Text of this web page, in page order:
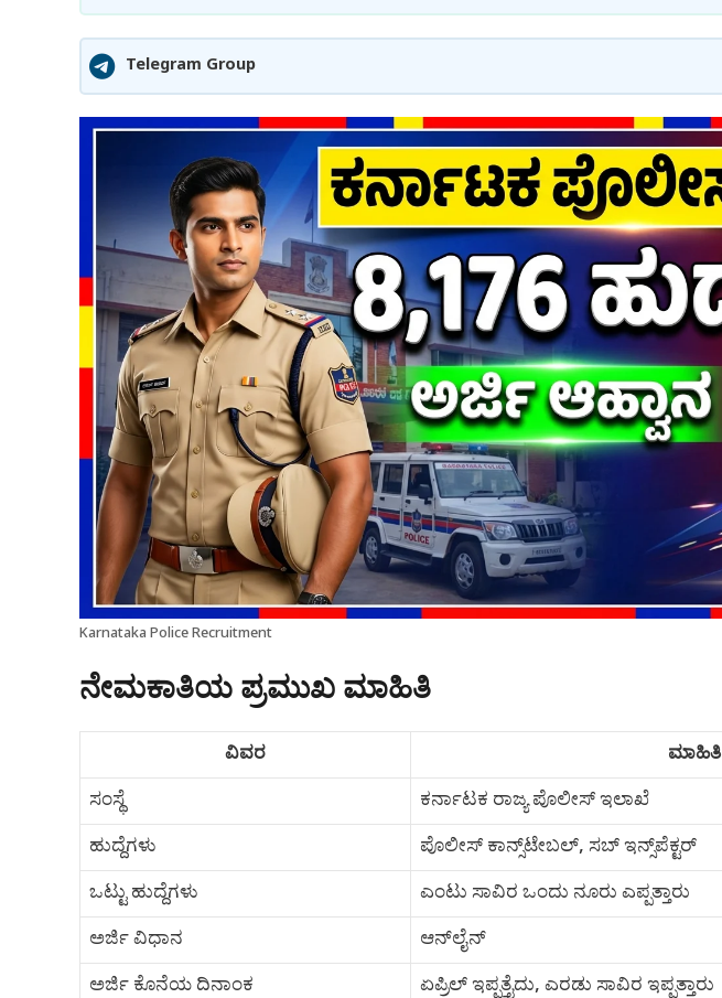
Telegram Group
Karnataka Police Recruitment
ನೇಮಕಾತಿಯ ಪ್ರಮುಖ ಮಾಹಿತಿ
ವಿವರ
ಮಾಹಿತಿ
ಸಂಸ್ಥೆ
ಕರ್ನಾಟಕ ರಾಜ್ಯ ಪೊಲೀಸ್ ಇಲಾಖೆ
ಹುದ್ದೆಗಳು
ಪೊಲೀಸ್ ಕಾನ್ಸ್‌ಟೇಬಲ್, ಸಬ್ ಇನ್ಸ್‌ಪೆಕ್ಟರ್
ಒಟ್ಟು ಹುದ್ದೆಗಳು
ಎಂಟು ಸಾವಿರ ಒಂದು ನೂರು ಎಪ್ಪತ್ತಾರು
ಅರ್ಜಿ ವಿಧಾನ
ಆನ್‌ಲೈನ್
ಅರ್ಜಿ ಕೊನೆಯ ದಿನಾಂಕ
ಏಪ್ರಿಲ್ ಇಪ್ಪತ್ತೈದು, ಎರಡು ಸಾವಿರ ಇಪ್ಪತ್ತಾರು